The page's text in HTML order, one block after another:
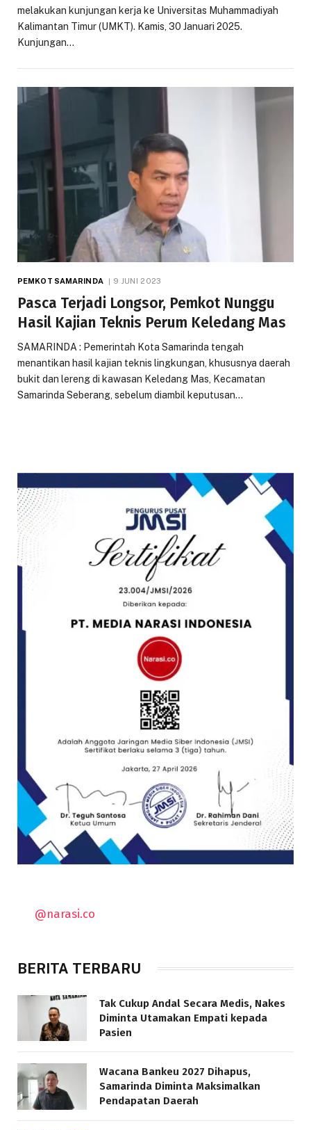
melakukan kunjungan kerja ke Universitas Muhammadiyah
Kalimantan Timur (UMKT). Kamis, 30 Januari 2025.
Kunjungan…
PEMKOT SAMARINDA 9 JUNI 2023
Pasca Terjadi Longsor, Pemkot Nunggu
Hasil Kajian Teknis Perum Keledang Mas
SAMARINDA : Pemerintah Kota Samarinda tengah
menantikan hasil kajian teknis lingkungan, khususnya daerah
bukit dan lereng di kawasan Keledang Mas, Kecamatan
Samarinda Seberang, sebelum diambil keputusan…
@narasi.co
BERITA TERBARU
Tak Cukup Andal Secara Medis, Nakes
Diminta Utamakan Empati kepada
Pasien
Wacana Bankeu 2027 Dihapus,
Samarinda Diminta Maksimalkan
Pendapatan Daerah